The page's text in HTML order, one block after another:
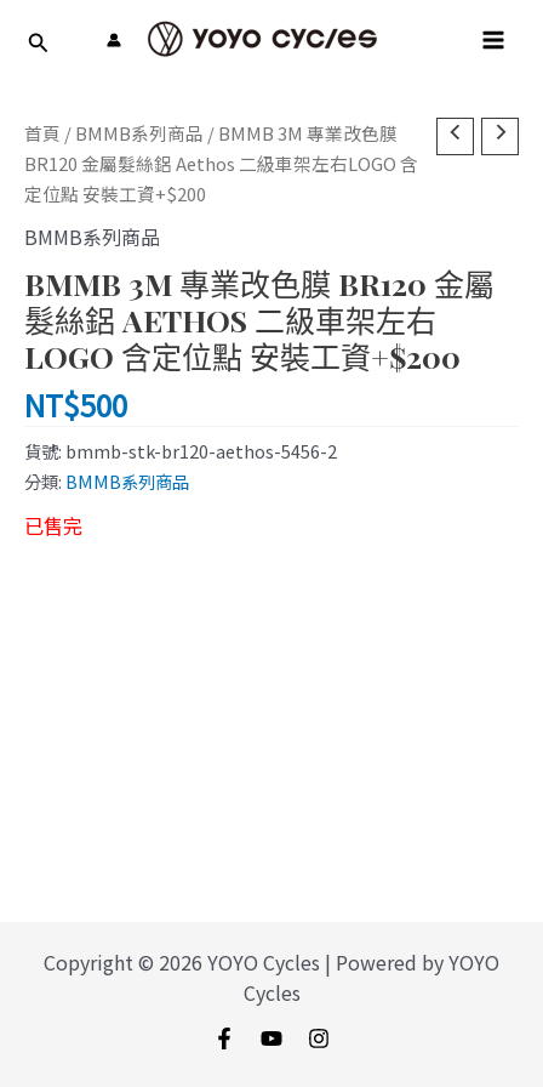
首頁 /BMMB系列商品 / BMMB 3M 專業改色膜
BR120 金屬髮絲鋁 Aethos 二級車架左右LOGO 含
定位點 安裝工資+$200
BMMB系列商品
BMMB 3M 專業改色膜 BR120 金屬
髮絲鋁 AETHOS 二級車架左右
LOGO 含定位點 安裝工資+$200
NT$500
貨號: bmmb-stk-br120-aethos-5456-2
分類: BMMB系列商品
已售完
Copyright © 2026 YOYO Cycles | Powered by YOYO
Cycles